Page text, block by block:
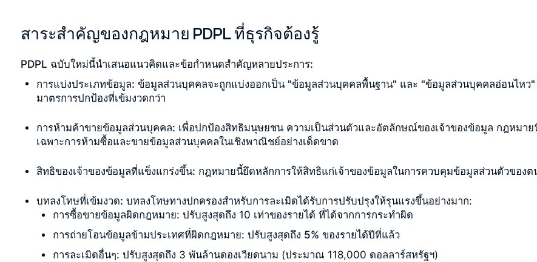
สาระสำคัญของกฎหมาย PDPL ที่ธุรกิจต้องรู้
PDPL ฉบับใหม่นี้นำเสนอแนวคิดและข้อกำหนดสำคัญหลายประการ:
การแบ่งประเภทข้อมูล: ข้อมูลส่วนบุคคลจะถูกแบ่งออกเป็น "ข้อมูลส่วนบุคคลพื้นฐาน" และ "ข้อมูลส่วนบุคคลอ่อนไหว"
มาตรการปกป้องที่เข้มงวดกว่า
การห้ามค้าขายข้อมูลส่วนบุคคล: เพื่อปกป้องสิทธิมนุษยชน ความเป็นส่วนตัวและอัตลักษณ์ของเจ้าของข้อมูล กฎหมา
เฉพาะการห้ามซื้อและขายข้อมูลส่วนบุคคลในเชิงพาณิชย์อย่างเด็ดขาด
สิทธิของเจ้าของข้อมูลที่แข็งแกร่งขึ้น: กฎหมายนี้ยึดหลักการให้สิทธิแก่เจ้าของข้อมูลในการควบคุมข้อมูลส่วนตัวของต
บทลงโทษที่เข้มงวด: บทลงโทษทางปกครองสำหรับการละเมิดได้รับการปรับปรุงให้รุนแรงขึ้นอย่างมาก:
การซื้อขายข้อมูลผิดกฎหมาย: ปรับสูงสุดถึง 10 เท่าของรายได้ ที่ได้จากการกระทำผิด
การถ่ายโอนข้อมูลข้ามประเทศที่ผิดกฎหมาย: ปรับสูงสุดถึง 5%ของรายได้ปีที่แล้ว
การละเมิดอื่นๆ: ปรับสูงสุดถึง 3 พันล้านดองเวียดนาม (ประมาณ 118,000 ดอลลาร์สหรัฐฯ)